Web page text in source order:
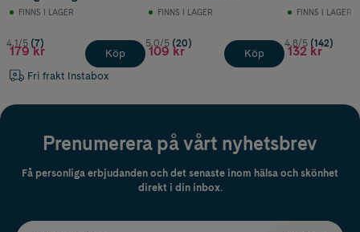
måttsked i våra produkter. Du har säkert redan en användbar sked i
FINNS I LAGER
4.1/5 (7)
179 kr
Fri frakt Instabox
Köp
FINNS I LAGER
5.0/5 (20)
109 kr Köp
FINNS I LAGER
4.8/5 (142)
132 kr
Prenumerera på vårt nyhetsbrev
Få personliga erbjudanden och det senaste inom hälsa och skönhet
direkt i din inbox.